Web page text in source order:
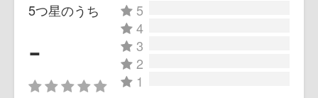
5つ星のうち
-
5
4
3
2
1